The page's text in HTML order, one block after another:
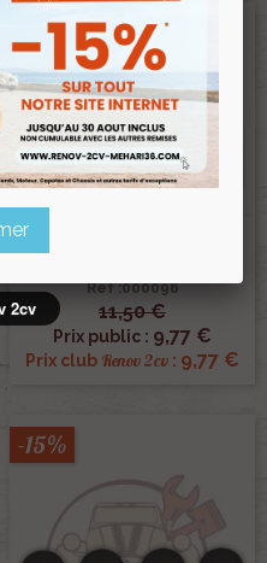
Ref :000096
11,50 €
Prix public : 9,77 €
Prix club Renov 2cv : 9,77 €
-15%
-15%
2cv